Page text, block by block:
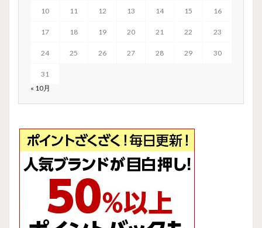
10 11 12 13 14 15 16
17 18 19 20 21 22 23
24 25 26 27 28 29 30
31
« 10月